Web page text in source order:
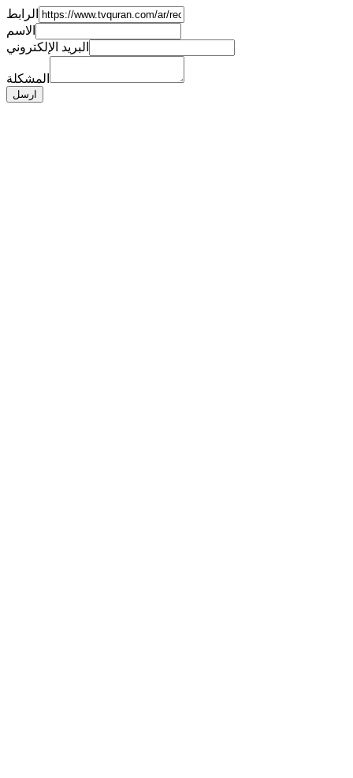
الرابط
الاسم
البريد الإلكتروني
المشكلة
ارسل